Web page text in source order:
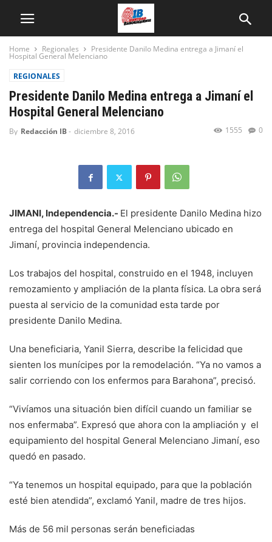
Home Regionales Presidente Danilo Medina entrega a Jimaní el
Hospital General Melenciano
REGIONALES
Presidente Danilo Medina entrega a Jimaní el
Hospital General Melenciano
By Redacción IB- diciembre 8, 2016 0
1555
JIMANI, Independencia.- El presidente Danilo Medina hizo
entrega del hospital General Melenciano ubicado en
Jimaní, provincia independencia.
Los trabajos del hospital, construido en el 1948, incluyen
remozamiento y ampliación de la planta física. La obra será
puesta al servicio de la comunidad esta tarde por
presidente Danilo Medina.
Una beneficiaria, Yanil Sierra, describe la felicidad que
sienten los munícipes por la remodelación. “Ya no vamos a
salir corriendo con los enfermos para Barahona”, precisó.
“Vivíamos una situación bien difícil cuando un familiar se
nos enfermaba”. Expresó que ahora con la ampliación y el
equipamiento del hospital General Melenciano Jimaní, eso
quedó en pasado.
“Ya tenemos un hospital equipado, para que la población
esté bien atendida”, exclamó Yanil, madre de tres hijos.
Más de 56 mil personas serán beneficiadas